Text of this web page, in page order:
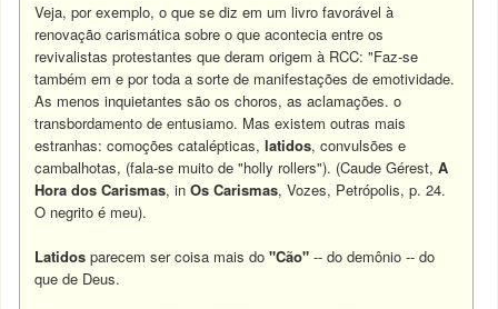
Veja, por exemplo, o que se diz em um livro favorável à
renovação carismática sobre o que acontecia entre os
revivalistas protestantes que deram origem à RCC: "Faz-se
também em e por toda a sorte de manifestações de emotividade.
As menos inquietantes são os choros, as aclamações. o
transbordamento de entusiamo. Mas existem outras mais
estranhas: comoções catalépticas,latidos, convulsões e
cambalhotas, (fala-se muito de "holly rollers"). (Caude Gérest,A
Hora dos Carismas, inOs Carismas, Vozes, Petrópolis, p. 24.
O negrito é meu).
Latidos parecem ser coisa mais do"Cão" -- do demônio -- do
que de Deus.